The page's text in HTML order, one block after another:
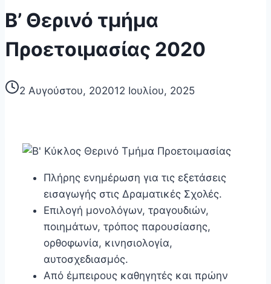
B’ Θερινό τμήμα
Προετοιμασίας 2020
2 Αυγούστου, 202012 Ιουλίου, 2025
Πλήρης ενημέρωση για τις εξετάσεις
εισαγωγής στις Δραματικές Σχολές.
Επιλογή μονολόγων, τραγουδιών,
ποιημάτων, τρόπος παρουσίασης,
ορθοφωνία, κινησιολογία,
αυτοσχεδιασμός.
Από έμπειρους καθηγητές και πρώην